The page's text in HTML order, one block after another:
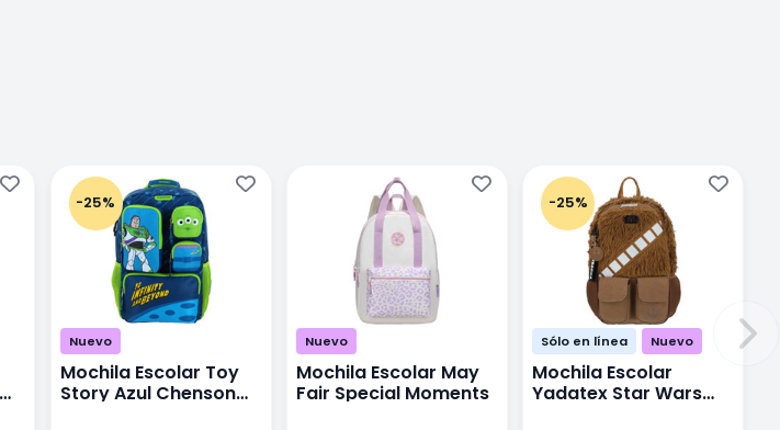
-25%
Nuevo
Mochila Escolar Toy
Story Azul Chenson
Nuevo
Mochila Escolar May
Fair Special Moments
-25%
Sólo en línea Nuevo
Mochila Escolar
Yadatex Star Wars